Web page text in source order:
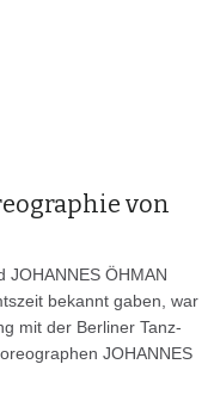
von
JOHANNES ÖHMAN
bekannt gaben, war
mit der Berliner Tanz-
JOHANNES